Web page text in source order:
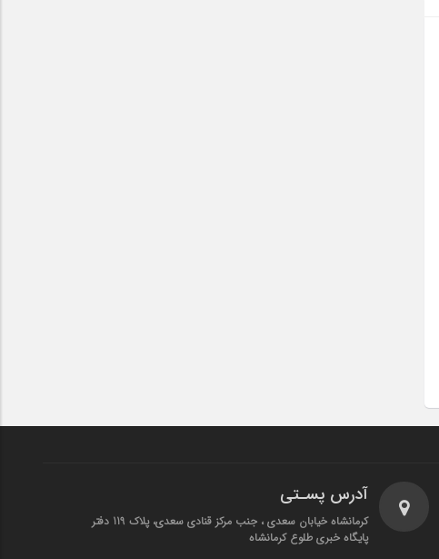
آدرس پسـتی
کرمانشاه خیابان سعدی ، جنب مرکز قنادی سعدی، پلاک 119 دفتر
پایگاه خبری طلوع کرمانشاه